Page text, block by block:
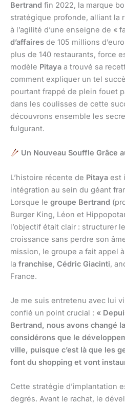
Bertrand fin 2022, la marque
stratégique profonde, alliant la
à l’agilité d’une enseigne de «
d’affaires de 105 millions
plus de 140 restaurants, force
modèle Pitaya a trouvé sa
comment expliquer un tel
pourtant frappé de plein fouet
dans les coulisses de cette
découvrons ensemble les
fulgurant.
Un Nouveau Souffle Grâce
L’histoire récente de Pitaya est
intégration au sein du géant
Lorsque le groupe Bertrand
Burger King, Léon et
l’objectif était clair : structurer
croissance sans perdre son
mission, le groupe a fait appel
la franchise, Cédric Giacinti,
France.
Je me suis entretenu avec lui
confié un point crucial : «
Bertrand, nous avons changé
considérons que le
ville, puisque c’est là que les
font du shopping et vont
Cette stratégie d’implantation
degrés. Avant le rachat, le